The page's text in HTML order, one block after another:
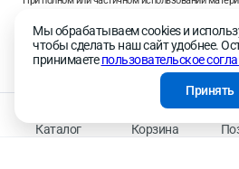
Каталог Корзина
Продолжая работу с сайтом, вы даете согласие
на обработку персональных данных в целях
ретаргетинга, статистических исследований,
релевантной рекламной информации на основе
На информационном ресурсе применяются
Правила применения рекомендательных
Мы обрабатываем cookies и
чтобы сделать наш сайт удобнее.
принимаетепользовательское
Принять